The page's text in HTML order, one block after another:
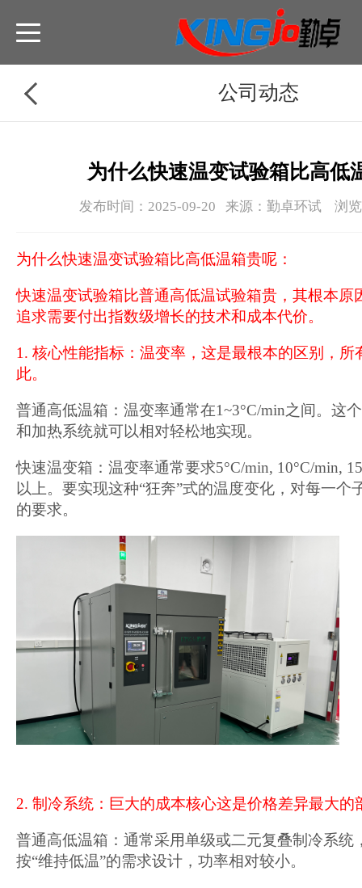
公司动态
为什么快速温变试验箱比高低
发布时间：2025-09-20 来源：勤卓环试 浏
为什么快速温变试验箱比高低温箱贵呢：
快速温变试验箱比普通高低温试验箱贵，其根本原
追求需要付出指数级增长的技术和成本代价。
1. 核心性能指标：温变率，这是最根本的区别，所
此。
普通高低温箱：温变率通常在1~3°C/min之间。这
和加热系统就可以相对轻松地实现。
快速温变箱：温变率通常要求5°C/min, 10°C/min,
以上。要实现这种“狂奔”式的温度变化，对每一个
的要求。
2. 制冷系统：巨大的成本核心这是价格差异最大的
普通高低温箱：通常采用单级或二元复叠制冷系统
按“维持低温”的需求设计，功率相对较小。